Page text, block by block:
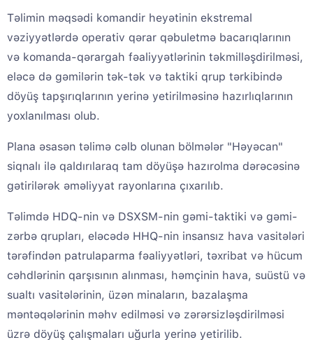
Təlimin məqsədi komandir heyətinin ekstremal
vəziyyətlərdə operativ qərar qəbuletmə bacarıqlarının
və komanda-qərargah fəaliyyətlərinin təkmilləşdirilməsi,
eləcə də gəmilərin tək-tək və taktiki qrup tərkibində
döyüş tapşırıqlarının yerinə yetirilməsinə hazırlıqlarının
yoxlanılması olub.
Plana əsasən təlimə cəlb olunan bölmələr "Həyəcan"
siqnalı ilə qaldırılaraq tam döyüşə hazırolma dərəcəsinə
gətirilərək əməliyyat rayonlarına çıxarılıb.
Təlimdə HDQ-nin və DSXSM-nin gəmi-taktiki və gəmi-
zərbə qrupları, eləcədə HHQ-nin insansız hava vasitələri
tərəfindən patrulaparma fəaliyyətləri, təxribat və hücum
cəhdlərinin qarşısının alınması, həmçinin hava, suüstü və
sualtı vasitələrinin, üzən minaların, bazalaşma
məntəqələrinin məhv edilməsi və zərərsizləşdirilməsi
üzrə döyüş çalışmaları uğurla yerinə yetirilib.